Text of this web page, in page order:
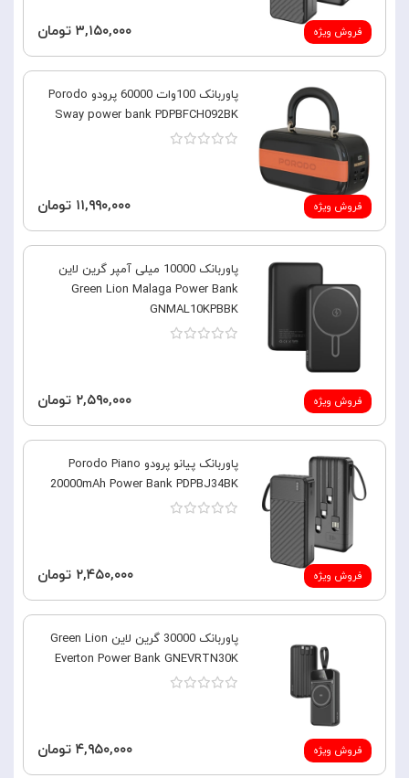
فروش ویژه ۳,۱۵۰,۰۰۰ تومان
فروش ویژه
پاوربانک 100وات 60000 پرودو Porodo
Sway power bank PDPBFCH092BK
۱۱,۹۹۰,۰۰۰ تومان
فروش ویژه
پاوربانک 10000 میلی آمپر گرین لاین
Green Lion Malaga Power Bank
GNMAL10KPBBK
۲,۵۹۰,۰۰۰ تومان
فروش ویژه
پاوربانک پیانو پرودو Porodo Piano
20000mAh Power Bank PDPBJ34BK
۲,۴۵۰,۰۰۰ تومان
فروش ویژه
پاوربانک 30000 گرین لاین Green Lion
Everton Power Bank GNEVRTN30K
۴,۹۵۰,۰۰۰ تومان